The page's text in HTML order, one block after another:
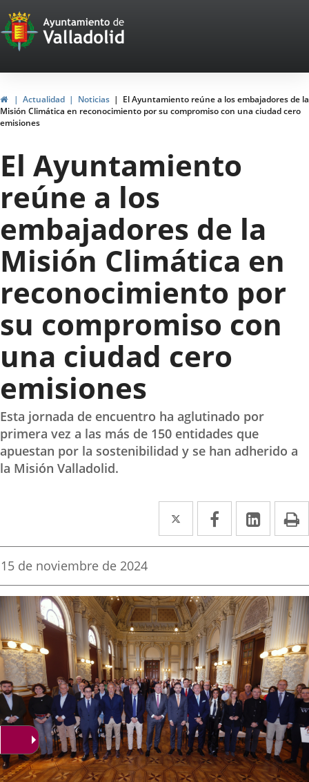
Portal
Web
del
Ayuntamiento
de
Valladolid
InicioActualidad Noticias
El Ayuntamiento reúne a los embajadores de la
Misión Climática en reconocimiento por su compromiso con una ciudad cero
emisiones
El Ayuntamiento
reúne a los
embajadores de la
Misión Climática en
reconocimiento por
su compromiso con
una ciudad cero
emisiones
Esta jornada de encuentro ha aglutinado por
primera vez a las más de 150 entidades que
apuestan por la sostenibilidad y se han adherido a
la Misión Valladolid.
Twitter
Enlace
a
aplicación
externa.
Facebook
Enlace
a
aplicación
externa.
Enlace
a
Fecha
la
noticia
15 de noviembre de 2024